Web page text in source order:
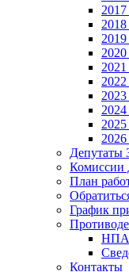
Депутаты
План
График
НПА
Контакты